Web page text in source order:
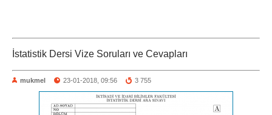
İstatistik Dersi Vize Soruları ve Cevapları
mukmel 23-01-2018, 09:56 3 755